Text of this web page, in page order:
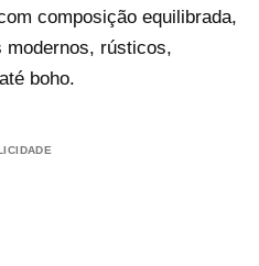
composição equilibrada,
modernos, rústicos,
boho.